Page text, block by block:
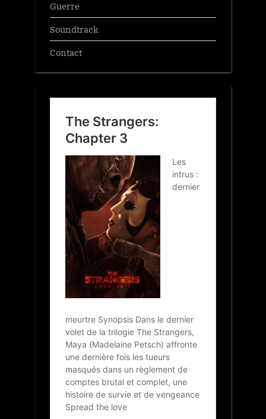
Guerre
Soundtrack
Contact